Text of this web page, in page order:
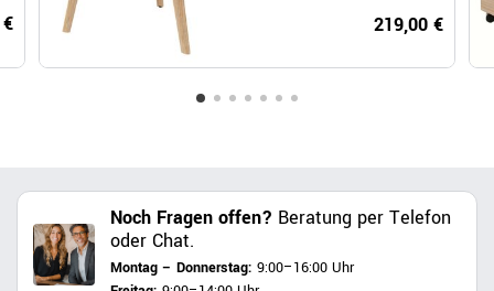
219,00 €
Noch Fragen offen? Beratung per Telefon
oder Chat.
Montag – Donnerstag: 9:00–16:00 Uhr